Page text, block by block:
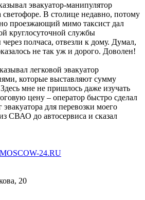
эвакуатор-манипулятор
В столице недавно, потому
но проезжающий мимо таксист дал
круглосуточной службы
полчаса, отвезли к дому. Думал,
не так уж и дорого. Доволен!
легковой эвакуатор
которые выставляют сумму
мне не пришлось даже изучать
цену – оператор быстро сделал
эвакуатора для перевозки моего
СВАО до автосервиса и сказал
24.RU
20